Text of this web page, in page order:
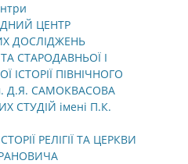
ЦЕНТР
ДОСЛІДЖЕНЬ
СТАРОДАВНЬОЇ І
ІСТОРІЇ ПІВНІЧНОГО
Д.Я. САМОКВАСОВА
СТУДІЙ імені П.К.
РЕЛІГІЇ ТА ЦЕРКВИ